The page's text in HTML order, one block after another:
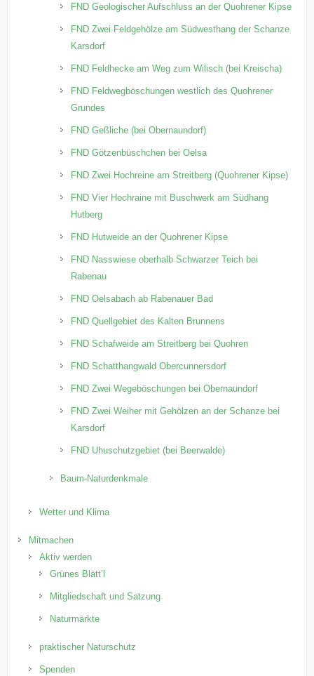
FND Geologischer Aufschluss an der Quohrener Kipse
FND Zwei Feldgehölze am Südwesthang der Schanze
Karsdorf
FND Feldhecke am Weg zum Wilisch (bei Kreischa)
FND Feldwegböschungen westlich des Quohrener
Grundes
FND Geßliche (bei Obernaundorf)
FND Götzenbüschchen bei Oelsa
FND Zwei Hochreine am Streitberg (Quohrener Kipse)
FND Vier Hochraine mit Buschwerk am Südhang
Hutberg
FND Hutweide an der Quohrener Kipse
FND Nasswiese oberhalb Schwarzer Teich bei
Rabenau
FND Oelsabach ab Rabenauer Bad
FND Quellgebiet des Kalten Brunnens
FND Schafweide am Streitberg bei Quohren
FND Schatthangwald Obercunnersdorf
FND Zwei Wegeböschungen bei Obernaundorf
FND Zwei Weiher mit Gehölzen an der Schanze bei
Karsdorf
FND Uhuschutzgebiet (bei Beerwalde)
Baum-Naturdenkmale
Wetter und Klima
Mitmachen
Aktiv werden
Grünes Blätt’l
Mitgliedschaft und Satzung
Naturmärkte
praktischer Naturschutz
Spenden